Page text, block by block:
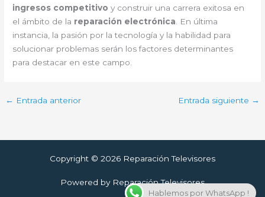
ingresos competitivo y construir una carrera exitosa en
el ámbito de la reparación electrónica . En última
instancia, la pasión por la tecnología y la habilidad para
solucionar problemas serán los factores determinantes
para destacar en este campo.
← Entrada anterior Entrada siguiente →
Copyright © 2026 Reparación Televisores
Powered by Reparación Televisores
Hablemos por WhatsApp !